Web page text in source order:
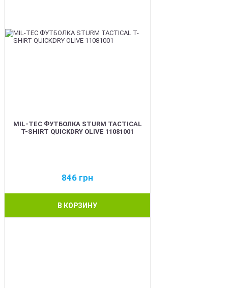
MIL-TEC ФУТБОЛКА STURM TACTICAL
T-SHIRT QUICKDRY OLIVE 11081001
846 грн
В КОРЗИНУ